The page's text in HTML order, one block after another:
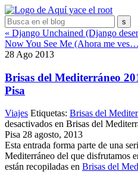
« Django Unchained (Django
Now You See Me (Ahora me
28 Ago 2013
Brisas del Mediterráneo
Pisa
Viajes Etiquetas: Brisas del
desactivados en Brisas del
Pisa 28 agosto, 2013
Esta entrada forma parte de una
Mediterráneo del que disfrutamos
están recopiladas en Brisas del